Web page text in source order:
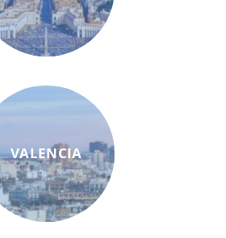
VALENCIA